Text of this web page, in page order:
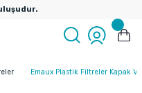
Emaux Plastik Filtreler Kapak